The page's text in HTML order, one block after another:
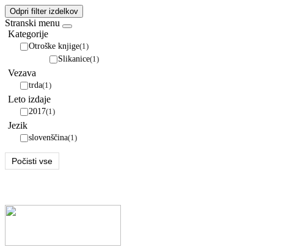
Odpri filter izdelkov
Stranski menu
Kategorije
Otroške knjige(1)
Slikanice(1)
Vezava
trda(1)
Leto izdaje
2017(1)
Jezik
slovenščina(1)
Počisti vse